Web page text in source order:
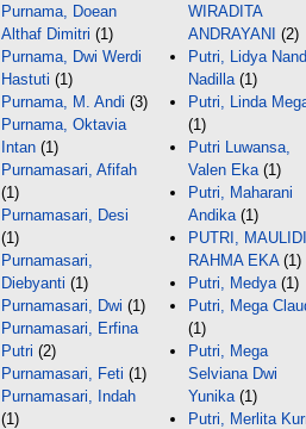
Purnama, Doean
Althaf Dimitri (1)
Purnama, Dwi Werdi
Hastuti (1)
Purnama, M. Andi (3)
Purnama, Oktavia
Intan (1)
Purnamasari, Afifah
(1)
Purnamasari, Desi
(1)
Purnamasari,
Diebyanti (1)
Purnamasari, Dwi (1)
Purnamasari, Erfina
Putri (2)
Purnamasari, Feti (1)
Purnamasari, Indah
(1)
WIRADITA
ANDRAYANI (2)
Putri, Lidya
Nadilla (1)
Putri, Linda
(1)
Putri Luwansa,
Valen Eka (1)
Putri, Maharani
Andika (1)
PUTRI,
RAHMA EKA(1)
Putri, Medya (1)
Putri, Mega
(1)
Putri, Mega
Selviana Dwi
Yunika (1)
Putri, Merlita